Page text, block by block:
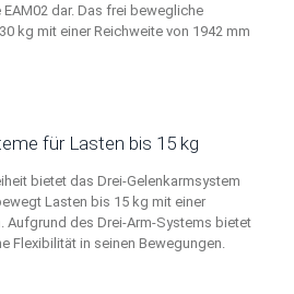
dar. Das frei bewegliche
kg mit einer Reichweite von 1942 mm
für Lasten bis 15 kg
bietet das Drei-Gelenkarmsystem
Lasten bis 15 kg mit einer
Aufgrund des Drei-Arm-Systems bietet
Flexibilität in seinen Bewegungen.